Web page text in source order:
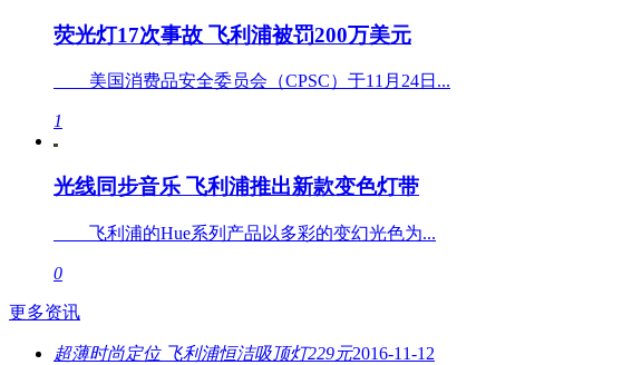
荧光灯17次事故 飞利浦被罚200万美元
美国消费品安全委员会（CPSC）于11月24日...
1
光线同步音乐 飞利浦推出新款变色灯带
飞利浦的Hue系列产品以多彩的变幻光色为...
0
更多资讯
超薄时尚定位 飞利浦恒洁吸顶灯229元2016-11-12